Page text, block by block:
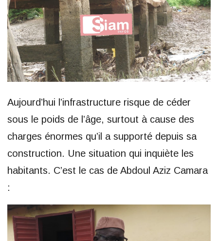
Aujourd’hui l’infrastructure risque de céder
sous le poids de l’âge, surtout à cause des
charges énormes qu’il a supporté depuis sa
construction. Une situation qui inquiète les
habitants. C’est le cas de Abdoul Aziz Camara
: